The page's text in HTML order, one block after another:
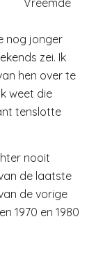
Vreemde
nog jonger
zei. Ik
hen over te
weet die
tenslotte
nooit
de laatste
de vorige
1970 en 1980